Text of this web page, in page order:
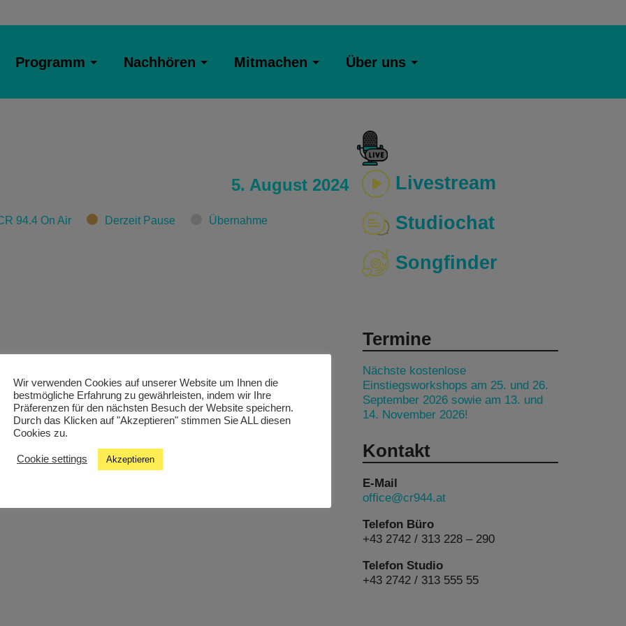
Programm Nachhören Mitmachen Über uns
5. August 2024
94.4 On Air Derzeit Pause Übernahme
Livestream
Studiochat
Songfinder
Termine
Nächste kostenlose
Einstiegsworkshops am 25. und 26.
September 2026 sowie am 13. und
14. November 2026!
Kontakt
E-Mail
office@cr944.at
Telefon Büro
+43 2742 / 313 228 – 290
Telefon Studio
+43 2742 / 313 555 55
Wir verwenden Cookies auf unserer Website um Ihnen die
bestmögliche Erfahrung zu gewährleisten, indem wir Ihre
Präferenzen für den nächsten Besuch der Website speichern.
Durch das Klicken auf "Akzeptieren" stimmen Sie ALL diesen
Cookies zu.
Cookie settings Akzeptieren